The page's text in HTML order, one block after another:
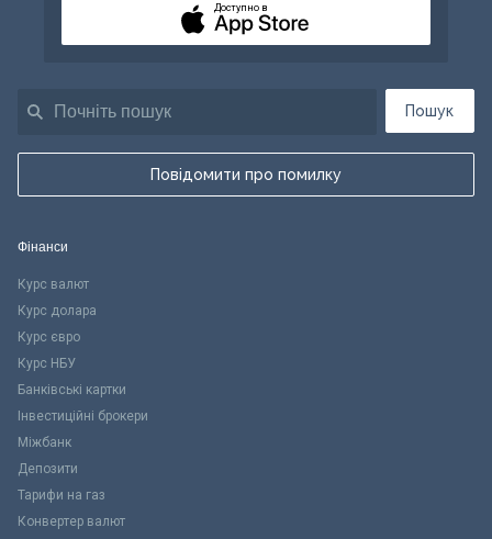
Пошук
Повідомити про помилку
Доступно в
Фінанси
Курс валют
Курс долара
Курс євро
Курс НБУ
Банківські картки
Інвестиційні брокери
Міжбанк
Депозити
Тарифи на газ
Конвертер валют